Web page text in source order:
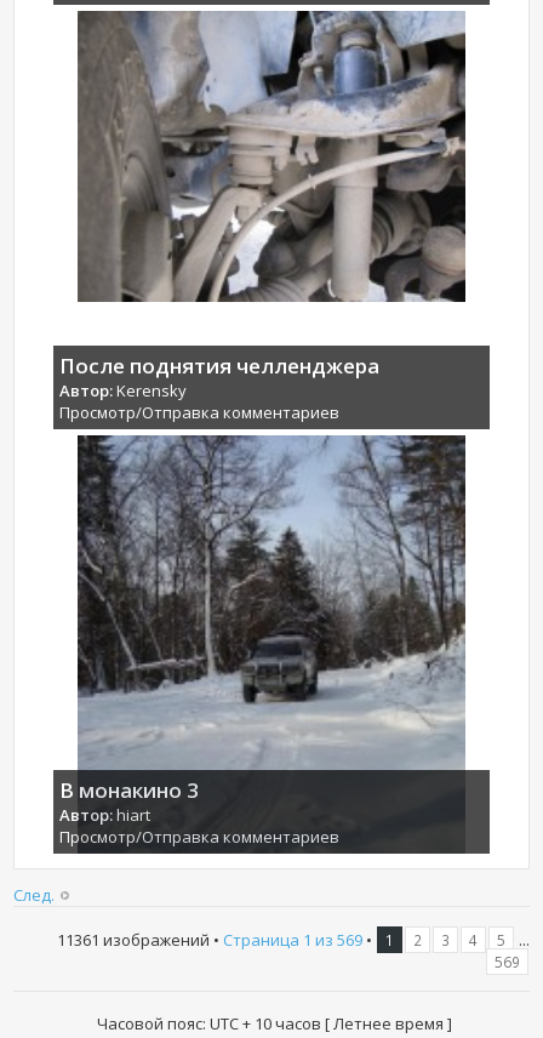
После поднятия челленджера
Автор:Kerensky
Просмотр/Отправка комментариев
В монакино 3
Автор:hiart
Просмотр/Отправка комментариев
След.
11361 изображений • Страница 1 из 569• 1 2 3 4 5 ...
569
Часовой пояс: UTC + 10 часов [ Летнее время ]